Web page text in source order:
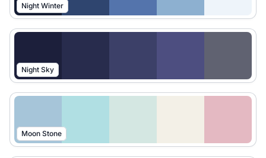
Night Winter
Night Sky
Moon Stone